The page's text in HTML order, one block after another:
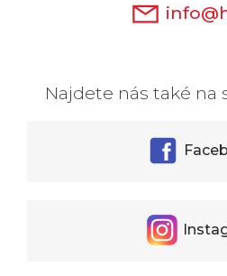
Najdete nás také na